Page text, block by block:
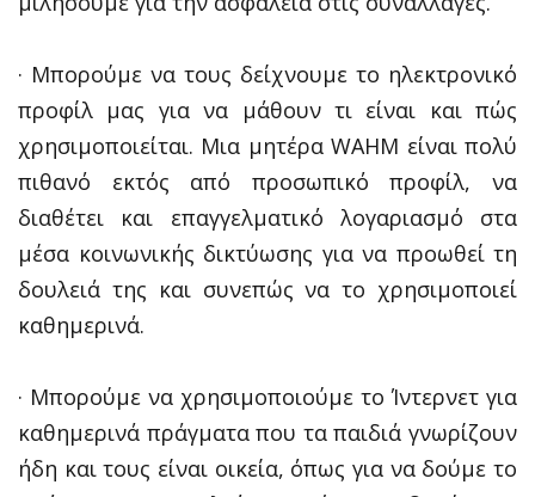
· Μπορούμε να τους δείχνουμε το ηλεκτρονικό
προφίλ μας για να μάθουν τι είναι και πώς
χρησιμοποιείται. Μια μητέρα WAHM είναι πολύ
πιθανό εκτός από προσωπικό προφίλ, να
διαθέτει και επαγγελματικό λογαριασμό στα
μέσα κοινωνικής δικτύωσης για να προωθεί τη
δουλειά της και συνεπώς να το χρησιμοποιεί
καθημερινά.
· Μπορούμε να χρησιμοποιούμε το Ίντερνετ για
καθημερινά πράγματα που τα παιδιά γνωρίζουν
ήδη και τους είναι οικεία, όπως για να δούμε το